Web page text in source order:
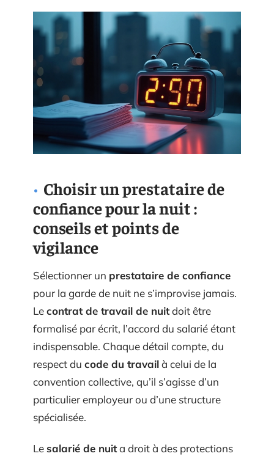
Choisir un prestataire de
confiance pour la nuit :
conseils et points de
vigilance
Sélectionner un prestataire de confiance
pour la garde de nuit ne s’improvise jamais.
Lecontrat de travail de nuitdoit être
formalisé par écrit, l’accord du salarié étant
indispensable. Chaque détail compte, du
respect du code du travailà celui de la
convention collective, qu’il s’agisse d’un
particulier employeur ou d’une structure
spécialisée.
Lesalarié de nuita droit à des protections